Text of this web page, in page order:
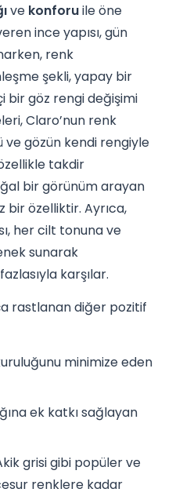
ve konforuile öne
ince yapısı, gün
renk
şekli, yapay bir
bir göz rengi değişimi
Claro’nun renk
ve gözün kendi rengiyle
takdir
bir görünüm arayan
bir özelliktir. Ayrıca,
her cilt tonuna ve
sunarak
karşılar.
rastlanan diğer pozitif
minimize eden
ek katkı sağlayan
grisi gibi popüler ve
renklere kadar